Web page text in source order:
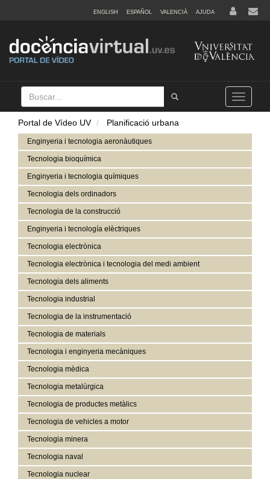
ENGLISH ESPAÑOL VALENCIÀ AJUDA
Buscar
Tramet
Toggle
navigation
Portal de Vídeo UV Planificació urbana
Enginyeria i tecnologia aeronàutiques
Tecnologia bioquímica
Enginyeria i tecnologia químiques
Tecnologia dels ordinadors
Tecnologia de la construcció
Enginyeria i tecnología elèctriques
Tecnologia electrònica
Tecnologia electrònica i tecnologia del medi ambient
Tecnologia dels aliments
Tecnologia industrial
Tecnologia de la instrumentació
Tecnologia de materials
Tecnologia i enginyeria mecàniques
Tecnologia mèdica
Tecnologia metalùrgica
Tecnologia de productes metàlics
Tecnologia de vehicles a motor
Tecnologia minera
Tecnologia naval
Tecnologia nuclear